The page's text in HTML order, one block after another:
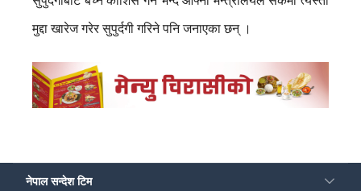
मुद्दा खारेज गरेर सुपुर्दगी गरिने पनि जनाएका छन् ।
नेपाल सन्देश टिम